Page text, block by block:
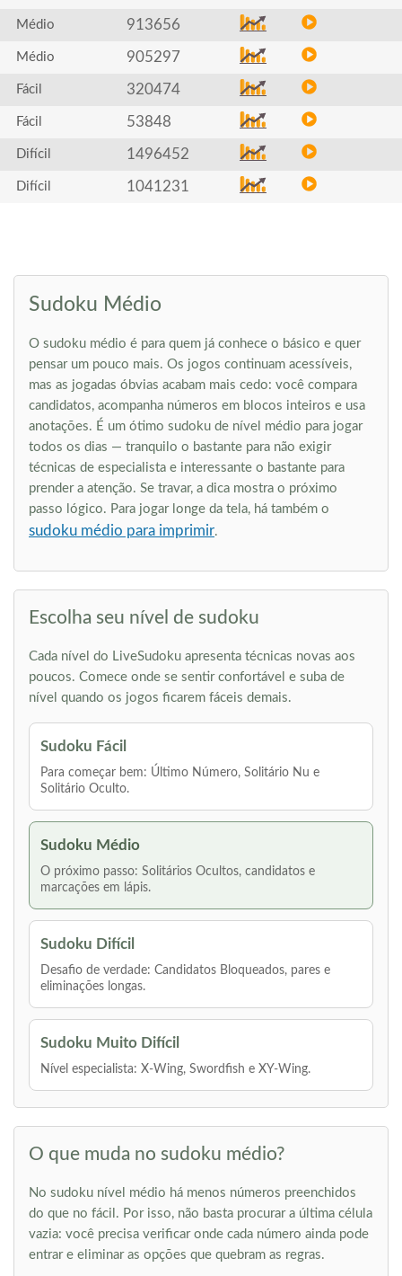
Médio 913656
Médio 905297
Fácil 320474
Fácil 53848
Difícil 1496452
Difícil 1041231
Sudoku Médio
O sudoku médio é para quem já conhece o básico e quer
pensar um pouco mais. Os jogos continuam acessíveis,
mas as jogadas óbvias acabam mais cedo: você compara
candidatos, acompanha números em blocos inteiros e usa
anotações. É um ótimo sudoku de nível médio para jogar
todos os dias — tranquilo o bastante para não exigir
técnicas de especialista e interessante o bastante para
prender a atenção. Se travar, a dica mostra o próximo
passo lógico. Para jogar longe da tela, há também o
sudoku médio para imprimir.
Escolha seu nível de sudoku
Cada nível do LiveSudoku apresenta técnicas novas aos
poucos. Comece onde se sentir confortável e suba de
nível quando os jogos ficarem fáceis demais.
Sudoku Fácil
Para começar bem: Último Número, Solitário Nu e
Solitário Oculto.
Sudoku Médio
O próximo passo: Solitários Ocultos, candidatos e
marcações em lápis.
Sudoku Difícil
Desafio de verdade: Candidatos Bloqueados, pares e
eliminações longas.
Sudoku Muito Difícil
Nível especialista: X-Wing, Swordfish e XY-Wing.
O que muda no sudoku médio?
No sudoku nível médio há menos números preenchidos
do que no fácil. Por isso, não basta procurar a última célula
vazia: você precisa verificar onde cada número ainda pode
entrar e eliminar as opções que quebram as regras.